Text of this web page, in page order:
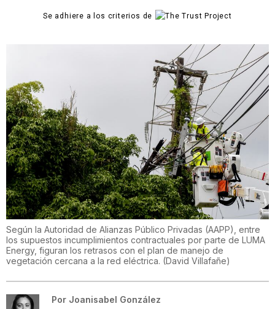
Se adhiere a los criterios de
Según la Autoridad de Alianzas Público Privadas (AAPP), entre
los supuestos incumplimientos contractuales por parte de LUMA
Energy, figuran los retrasos con el plan de manejo de
vegetación cercana a la red eléctrica. (David Villafañe)
Por Joanisabel González